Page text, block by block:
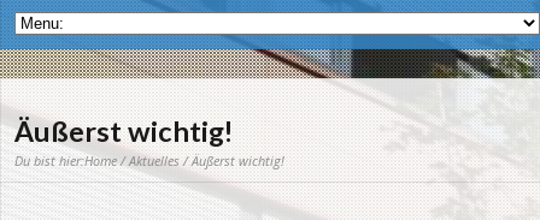
Äußerst wichtig!
Du bist hier:Home/Aktuelles/ Äußerst wichtig!